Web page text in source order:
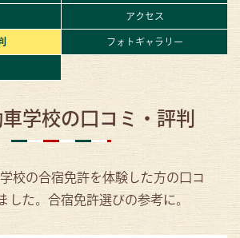
アクセス
フォトギャラリー
学校の口コミ・評判
校の合宿免許を体験した方の口コ
した。合宿免許選びの参考に。